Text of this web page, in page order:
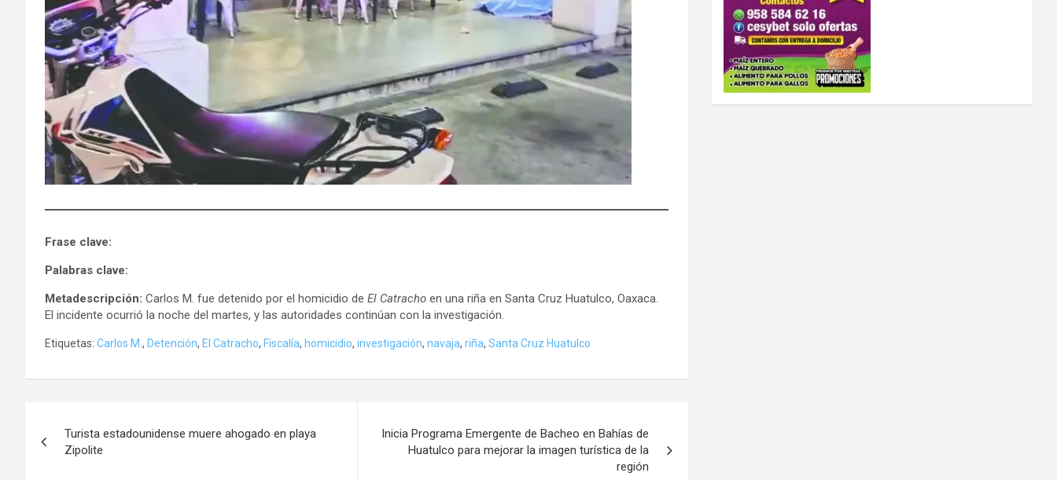
Frase clave:
Palabras clave:
Metadescripción: Carlos M. fue detenido por el homicidio de El Catracho en una riña en Santa Cruz Huatulco, Oaxaca.
El incidente ocurrió la noche del martes, y las autoridades continúan con la investigación.
Etiquetas: Carlos M. , Detención, El Catracho, Fiscalía, homicidio, investigación, navaja, riña, Santa Cruz Huatulco
de
Turista estadounidense muere ahogado en playa
Zipolite
Inicia Programa Emergente de Bacheo en Bahías de
Huatulco para mejorar la imagen turística de la
región